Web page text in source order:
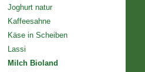
Joghurt natur
Kaffeesahne
Käse in Scheiben
Lassi
Milch Bioland